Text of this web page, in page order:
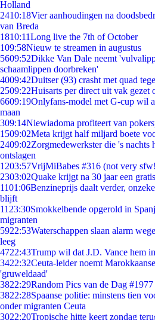
Holland
2410:18Vier aanhoudingen na
van Breda
1810:11Long live the 7th of October
109:58Nieuw te streamen in augustus
5609:52Dikke Van Dale neemt
schaamlippen doorbreken'
4009:42Duitser (93) crasht met quad
2509:22Huisarts per direct uit vak gezet
6609:19Onlyfans-model met G-cup wil
maan
309:14Niewiadoma profiteert van
1509:02Meta krijgt half miljard boete
2409:02Zorgmedewerkster die 's nachts
ontslagen
1203:57VrijMiBabes #316 (not very
2303:02Quake krijgt na 30 jaar een
1101:06Benzineprijs daalt verder,
blijft
11 23:30Smokkelbende opgerold in
migranten
5922:53Waterschappen slaan alarm
leeg
4722:43Trump wil dat J.D. Vance hem
3422:32Ceuta-leider noemt
'gruweldaad'
3822:29Random Pics van de Dag #1977
3822:28Spaanse politie: minstens tien
onder migranten Ceuta
3022:20Tropische hitte keert zondag